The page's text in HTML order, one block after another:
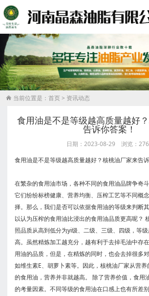
 当前位置是： 首页> 资讯动态
食用油是不是等级越高质量越好
告诉你答案！
日期：2023-08-29 浏览：
食用油是不是等级越高质量越好？核桃油厂家来告
在繁杂的食用油市场，各种不同的食用油品牌争奇
它们纷纷标榜健康、营养均衡、压榨工艺等不同概
择。那么，我们是否可以依据食用油的等级来判断
以认为压榨的食用油比浸出的食用油品质更高呢？
照品质从高到低分为yi级、二级、三级、四级，等
高。虽然精炼加工越充分，越有利于去掉毛油中存
用油的品质，但是，在精炼的同时，也会去掉很多
如维生素E、胡萝卜素等。因此，核桃油厂家从营
的食用油，营养并非就越高。 除了营养价值，食用
的考量因素。不同等级的食用油在口感上也有所差